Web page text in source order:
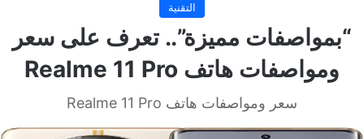
التقنية
“بمواصفات مميزة”.. تعرف على سعر
ومواصفات هاتف Realme 11 Pro
سعر ومواصفات هاتف Realme 11 Pro